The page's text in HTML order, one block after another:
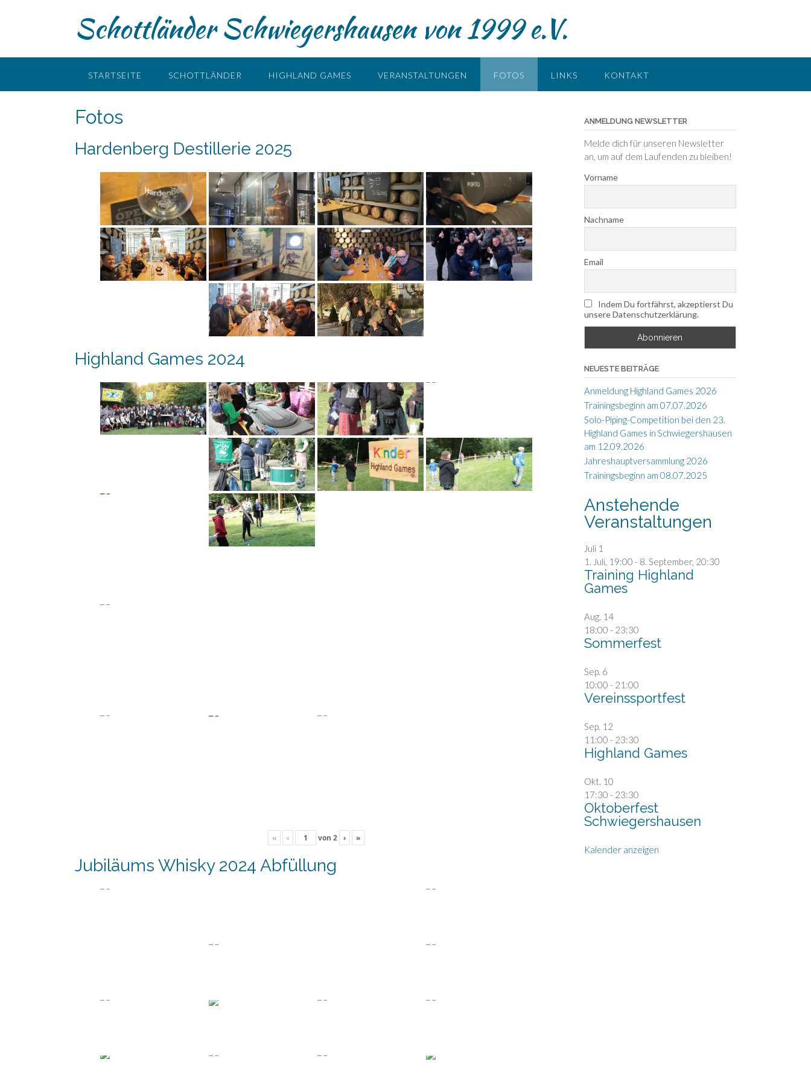
Schottländer Schwiegershausen von 1999 e.V.
STARTSEITE SCHOTTLÄNDER HIGHLAND GAMES VERANSTALTUNGEN FOTOS LINKS KONTAKT
Fotos
Hardenberg Destillerie 2025
Highland Games 2024
« ‹ von2 › »
Jubiläums Whisky 2024 Abfüllung
ANMELDUNG NEWSLETTER
Melde dich für unseren Newsletter
an, um auf dem Laufenden zu bleiben!
Vorname
Nachname
Email
Indem Du fortfährst, akzeptierst Du
unsere Datenschutzerklärung.
NEUESTE BEITRÄGE
Anmeldung Highland Games 2026
Trainingsbeginn am 07.07.2026
Solo-Piping-Competition bei den 23.
Highland Games in Schwiegershausen
am 12.09.2026
Jahreshauptversammlung 2026
Trainingsbeginn am 08.07.2025
Anstehende
Veranstaltungen
Juli 1
1. Juli, 19:00 - 8. September, 20:30
Training Highland
Games
Aug. 14
18:00 - 23:30
Sommerfest
Sep. 6
10:00 - 21:00
Vereinssportfest
Sep. 12
11:00 - 23:30
Highland Games
Okt. 10
17:30 - 23:30
Oktoberfest
Schwiegershausen
Kalender anzeigen